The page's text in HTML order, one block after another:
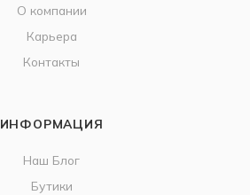
О компании
Карьера
Контакты
ИНФОРМАЦИЯ
Наш Блог
Бутики